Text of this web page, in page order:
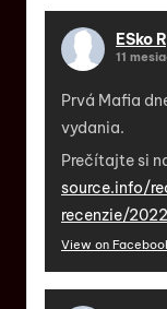
ESko
11
Prvá Mafia
vydania.
Prečítajte si
source.info/
recenzie/
View on